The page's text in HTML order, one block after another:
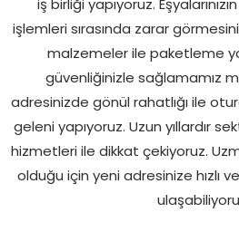
iş birliği yapıyoruz.
işlemleri sırasında zarar
malzemeler ile paketleme
güvenliğinizle sağlamamız
adresinizde gönül rahatlığı ile
geleni yapıyoruz. Uzun yıllardır
hizmetleri ile dikkat çekiyoruz.
olduğu için yeni adresinize hızlı